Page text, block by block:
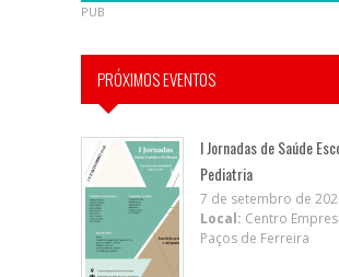
PUB
PRÓXIMOS EVENTOS
I Jornadas de Saúde
Pediatria
7 de setembro de
Local: Centro
Paços de Ferreira